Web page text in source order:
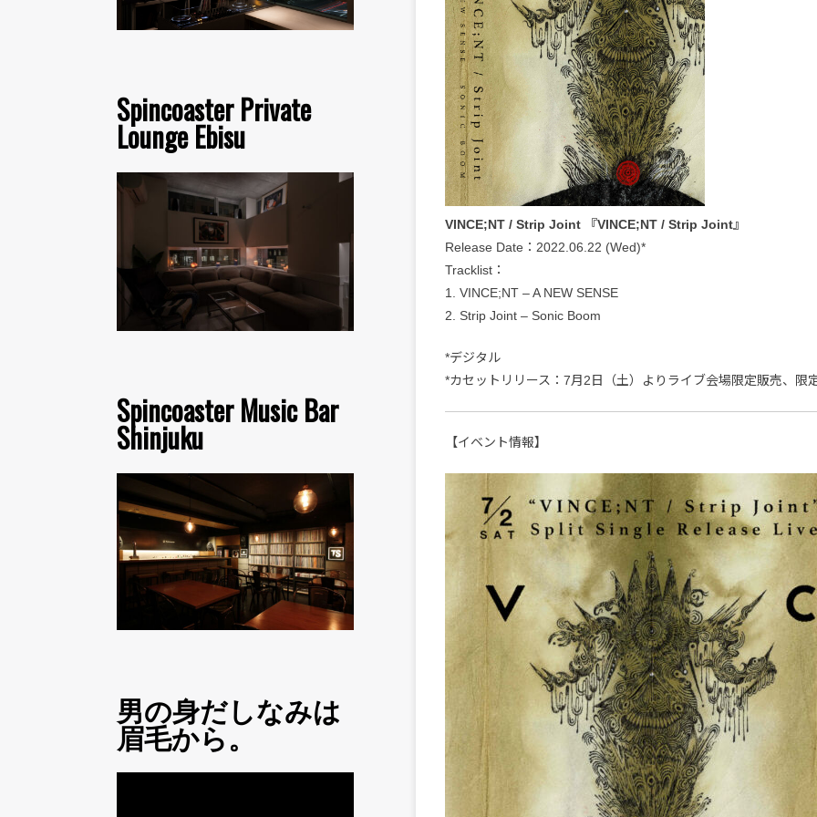
Spincoaster Private
Lounge Ebisu
Spincoaster Music Bar
Shinjuku
男の身だしなみは
眉毛から。
VINCE;NT / Strip Joint 『VINCE;NT / Strip Joint』
Release Date：2022.06.22 (Wed)*
Tracklist：
1. VINCE;NT – A NEW SENSE
2. Strip Joint – Sonic Boom
*デジタル
*カセットリリース：7月2日（土）よりライブ会場限定販売、限
【イベント情報】